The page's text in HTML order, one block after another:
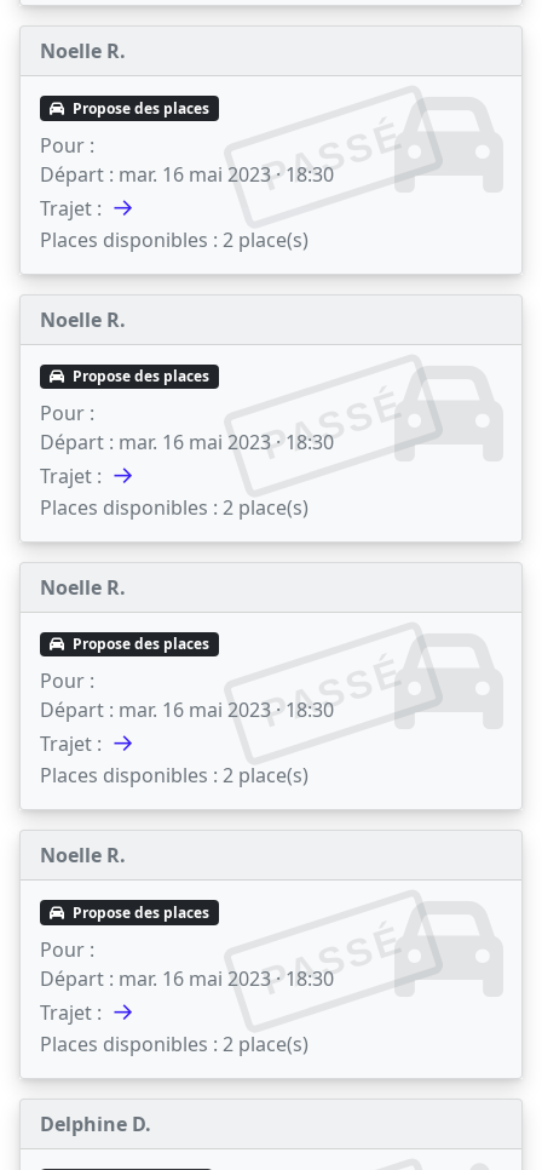
Noelle R.
PASSÉ
Propose des places
Pour :
Départ : mar. 16 mai 2023 · 18:30
Trajet : →
Places disponibles : 2 place(s)
Noelle R.
PASSÉ
Propose des places
Pour :
Départ : mar. 16 mai 2023 · 18:30
Trajet : →
Places disponibles : 2 place(s)
Noelle R.
PASSÉ
Propose des places
Pour :
Départ : mar. 16 mai 2023 · 18:30
Trajet : →
Places disponibles : 2 place(s)
Noelle R.
PASSÉ
Propose des places
Pour :
Départ : mar. 16 mai 2023 · 18:30
Trajet : →
Places disponibles : 2 place(s)
Delphine D.